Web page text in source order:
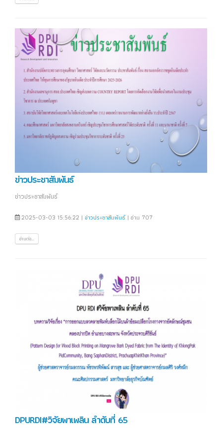
ข่าวประชาสัมพันธ์
ข่าวประชาสัมพันธ์
2025-03-03 15:56:22 | ข่าวประชาสัมพันธ์| อ่าน 707
อ่านต่อ...
DPURDI#วิจัยพาเพลิน ลำดับที่ 65